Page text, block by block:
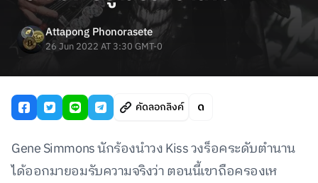
Attapong Phonorasete
26 Jun 2022 AT 3:30 GMT-0
คัดลอกลิงค์
Gene Simmons นักร้องนำวง Kiss วงร็อคระดับตำนาน
ได้ออกมายอมรับความจริงว่า ตอนนี้เขาถือครองเห